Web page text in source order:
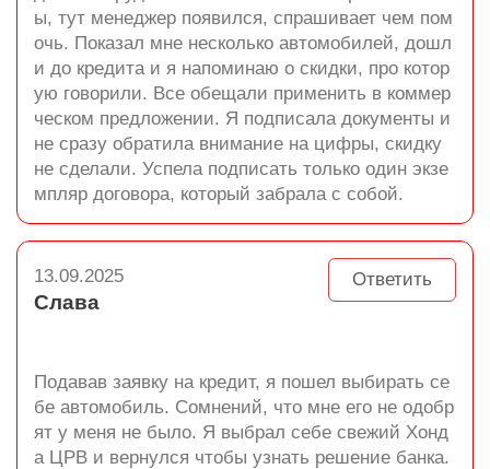
ы, тут менеджер появился, спрашивает чем пом
очь. Показал мне несколько автомобилей, дошл
и до кредита и я напоминаю о скидки, про котор
ую говорили. Все обещали применить в коммер
ческом предложении. Я подписала документы и
не сразу обратила внимание на цифры, скидку
не сделали. Успела подписать только один экзе
мпляр договора, который забрала с собой.
Ответить
13.09.2025
Слава
Подавав заявку на кредит, я пошел выбирать се
бе автомобиль. Сомнений, что мне его не одобр
ят у меня не было. Я выбрал себе свежий Хонд
а ЦРВ и вернулся чтобы узнать решение банка.